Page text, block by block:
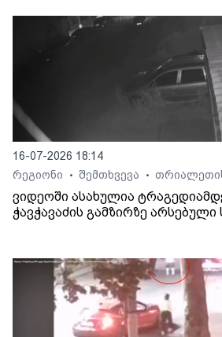
16-07-2026 18:14
რეგიონი
• შემთხვევა •
ვიდეოში ასახულია
ჭავჭავაძის გამზირზე